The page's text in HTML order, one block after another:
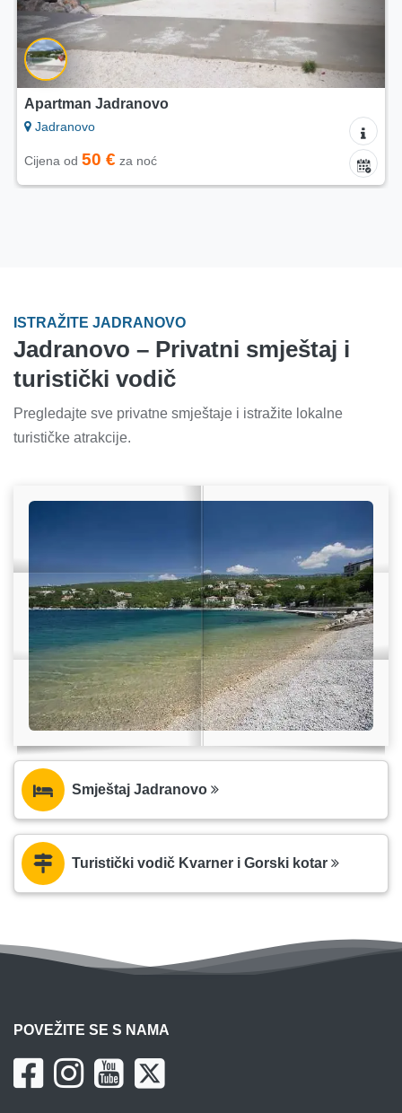
Apartman Jadranovo
Jadranovo
Cijena od 50 € za noć
ISTRAŽITE JADRANOVO
Jadranovo – Privatni smještaj i
turistički vodič
Pregledajte sve privatne smještaje i istražite lokalne
turističke atrakcije.
Smještaj Jadranovo
Turistički vodič Kvarner i Gorski kotar
POVEŽITE SE S NAMA